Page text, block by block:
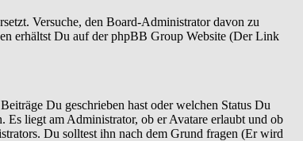
Versuche, den Board-Administrator davon zu
erhältst Du auf der phpBB Group Website (Der Link
Du geschrieben hast oder welchen Status Du
liegt am Administrator, ob er Avatare erlaubt und ob
Du solltest ihn nach dem Grund fragen (Er wird